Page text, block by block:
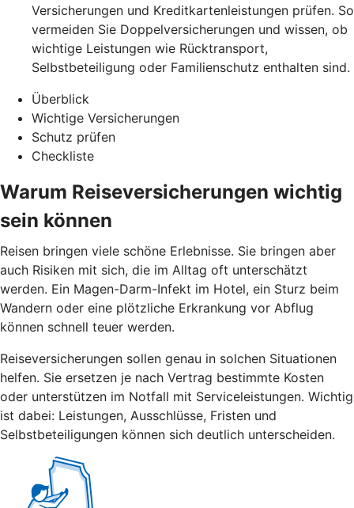
Versicherungen und Kreditkartenleistungen prüfen. So
vermeiden Sie Doppelversicherungen und wissen, ob
wichtige Leistungen wie Rücktransport,
Selbstbeteiligung oder Familienschutz enthalten sind.
Überblick
Wichtige Versicherungen
Schutz prüfen
Checkliste
Warum Reiseversicherungen wichtig
sein können
Reisen bringen viele schöne Erlebnisse. Sie bringen aber
auch Risiken mit sich, die im Alltag oft unterschätzt
werden. Ein Magen-Darm-Infekt im Hotel, ein Sturz beim
Wandern oder eine plötzliche Erkrankung vor Abflug
können schnell teuer werden.
Reiseversicherungen sollen genau in solchen Situationen
helfen. Sie ersetzen je nach Vertrag bestimmte Kosten
oder unterstützen im Notfall mit Serviceleistungen. Wichtig
ist dabei: Leistungen, Ausschlüsse, Fristen und
Selbstbeteiligungen können sich deutlich unterscheiden.